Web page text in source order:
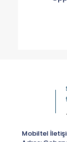
Mobiltel